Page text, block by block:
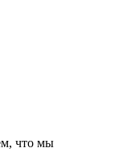
что мы